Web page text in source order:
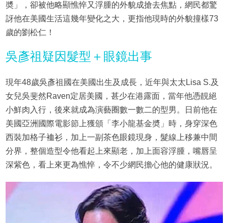
奬」，卻被他略顯憔悴又浮腫的外貌成搶去焦點，網民都驚
訝他在美國生活這幾年變化之大，更指他現時的外貌撞樣73
歲的劉松仁！
吳彥祖疑因髮型＋眼鏡出事
現年48歲吳彥祖國在美國出生及成長，近年與太太Lisa S.及
女兒吳斐然Raven定居美國，甚少在港露面，當年他憑靚絕
小鮮肉入行，後來就成為演藝圈數一數二的型男。日前他在
美國亞洲國際電影節上獲頒「李小龍基金奬」時，身穿深色
西裝加格子裇衫，加上一副茶色眼鏡現身，髮線上移兼中間
分界，整個造型令他看起上來顯老，加上面容浮腫，嘴唇呈
深紫色，看上來更為憔悴，令不少網民擔心他的健康狀況。